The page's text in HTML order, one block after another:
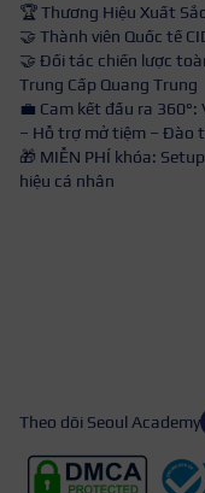
🏆 Thương Hiệu Xuất
🤝 Thành viên Quốc tế
🤝 Đối tác chiến lược
Trung Cấp Quang Trung
💼 Cam kết đầu ra
– Hỗ trợ mở tiệm – Đào
🎁 MIỄN PHÍ khóa:
hiệu cá nhân
Theo dõi Seoul Academy